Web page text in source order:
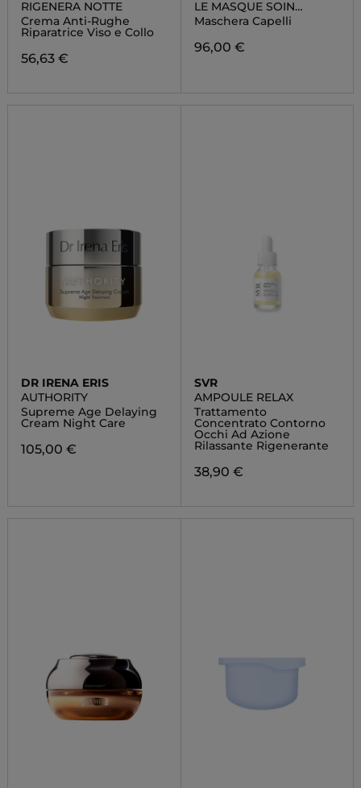
RIGENERA NOTTE
Crema Anti-Rughe
Riparatrice Viso e Collo
56,63 €
LE MASQUE SOIN
NUTRITION INTENSE
Maschera Capelli
96,00 €
DR IRENA ERIS
AUTHORITY
Supreme Age Delaying
Cream Night Care
105,00 €
SVR
AMPOULE RELAX
Trattamento
Concentrato Contorno
Occhi Ad Azione
Rilassante Rigenerante
38,90 €